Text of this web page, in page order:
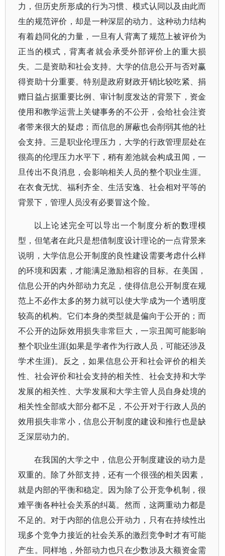
力，但历史所形成的行为习惯、模式认同以及由此而
生的规范评价，却是一种深层的动力。这种动力结构
有着趋同化的力量，一旦有人背离了规范上被评价为
正当的模式，背离者就会承受外部评价上的重大损
失。二是资助和社会支持。大学的信息公开与否对赢
得资助十分重要。特别是政府财政开销比较吃紧、捐
赠日益占据重要比例、审计制度发达的背景下，资金
使用和教学运营上关键事务的不公开，会给社会注资
者带来很大的疑虑；而信息的屏蔽也会削弱其他的社
会支持。三是职业伦理压力，大学的行政管理层处在
很高的伦理压力水平下，稍有差池就会构成丑闻，一
旦传出不良消息，会影响相关人员的整个职业生涯。
在衣食无忧、福利齐全、生活安逸、社会相对平等的
背景下，管理人员没有必要冒这个险。
以上论述完全可以导出一个制度分析的数理模
型，但笔者在此只是想借制度设计理论的一点背景来
说明，大学信息公开制度的良性建设需要考虑什么样
的环境和因素，才能满足激励相容的目标。在美国，
信息公开的内外部动力充足，使得信息公开制度在规
范上不必作太多的努力就可以使大学成为一个透明度
较高的机构。它们本身的类型就是偏向于公开的；而
不公开的边际效用损失非常巨大，一宗丑闻可能影响
整个职业生涯(如果是学者作为行政人员，可能还涉及
学术生涯)。反之，如果信息公开和社会评价的相关
性、社会评价和社会支持的相关性、社会支持和大学
发展的相关性、大学发展和大学主管人员自身处境的
相关性全部或大部分都不足，不公开对于行政人员的
效用损失非常小，信息公开制度的建设和推行也是缺
乏深层动力的。
在我国的大学之中，信息公开制度建设的动力是
双重的。除了外部支持，还有一个很强的相关因素，
就是内部的平衡和稳定。因为除了公开竞争机制，很
难平衡各种社会关系的纠葛。然而，这两重动力都是
不足的。对于内部的信息公开动力，只有在持续性出
现多个竞争力接近的社会关系的激烈竞争时才有可能
产生。同样地，外部动力也只在少数涉及大额资金需